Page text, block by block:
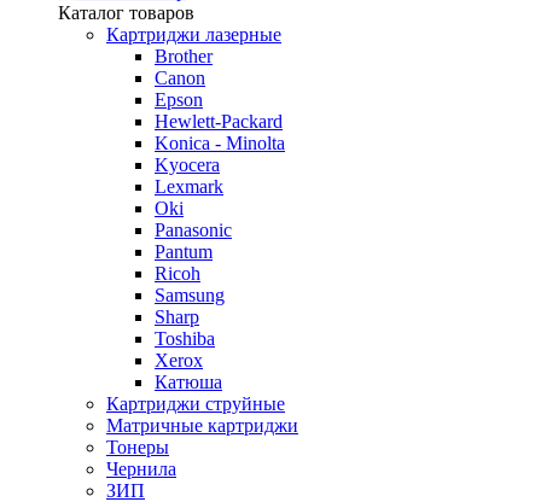
Каталог товаров
Картриджи лазерные
Brother
Canon
Epson
Hewlett-Packard
Konica - Minolta
Kyocera
Lexmark
Oki
Panasonic
Pantum
Ricoh
Samsung
Sharp
Toshiba
Xerox
Катюша
Картриджи струйные
Матричные картриджи
Тонеры
Чернила
ЗИП